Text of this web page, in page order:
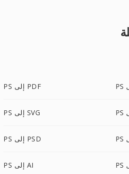
PS إلى PDF
PS إلى SVG
PS إلى PSD
PS إلى AI